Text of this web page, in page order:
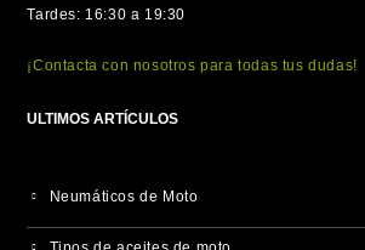
Tardes: 16:30 a 19:30
¡Contacta con nosotros para todas tus dudas!
ULTIMOS ARTÍCULOS
Neumáticos de Moto